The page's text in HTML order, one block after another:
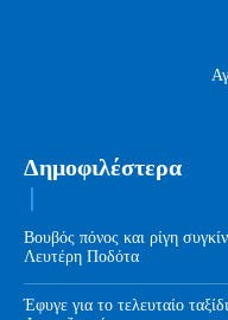
Δημοφιλέστερα
Βουβός πόνος και ρίγη
Λευτέρη Ποδότα
Έφυγε για το τελευταίο